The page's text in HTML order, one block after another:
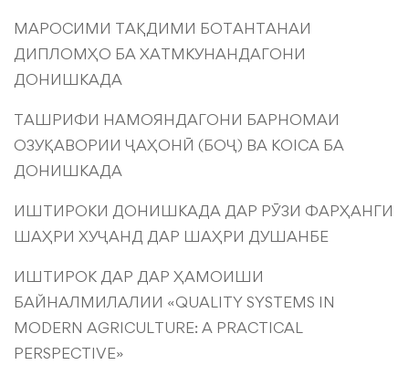
МАРОСИМИ ТАҚДИМИ БОТАНТАНАИ
ДИПЛОМҲО БА ХАТМКУНАНДАГОНИ
ДОНИШКАДА
ТАШРИФИ НАМОЯНДАГОНИ БАРНОМАИ
ОЗУҚАВОРИИ ҶАҲОНӢ (БОҶ) ВА KOICA БА
ДОНИШКАДА
ИШТИРОКИ ДОНИШКАДА ДАР РӮЗИ ФАРҲАНГИ
ШАҲРИ ХУҶАНД ДАР ШАҲРИ ДУШАНБЕ
ИШТИРОК ДАР ДАР ҲАМОИШИ
БАЙНАЛМИЛАЛИИ «QUALITY SYSTEMS IN
MODERN AGRICULTURE: A PRACTICAL
PERSPECTIVE»